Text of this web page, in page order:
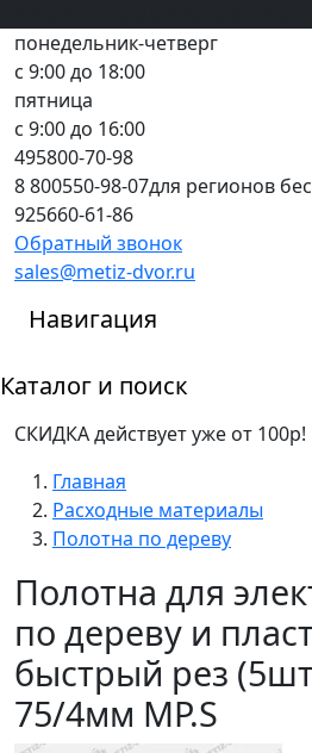
понедельник-четверг
с 9:00 до 18:00
пятница
с 9:00 до 16:00
495800-70-98
8 800550-98-07для регионов
925660-61-86
Обратный звонок
sales@metiz-dvor.ru
Навигация
Каталог и поиск
СКИДКА действует уже от 100р!
Главная
Расходные материалы
Полотна по дереву
Полотна для
по дереву и
быстрый рез
75/4мм MP.S